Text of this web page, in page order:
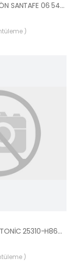
AMORTİSÖR TAKOZU ÖN SANTAFE 06 54610-2B100 YS
)
SU RADYATÖRÜ RİO/STONİC 25310-H8600-MOBIS
)